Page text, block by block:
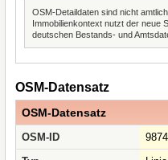
OSM-Detaildaten sind nicht
Immobilienkontext nutzt der neue
deutschen Bestands- und
OSM-Datensatz
OSM-Datensatz
OSM-ID